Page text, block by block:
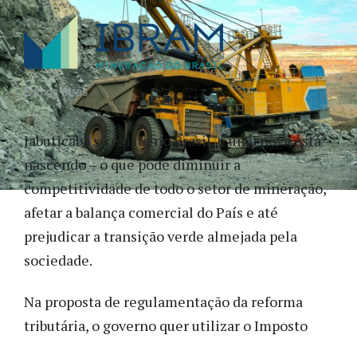
2 anos atrás
Jabuticaba só existe no Brasil, e uma nova está
nascendo – o que pode diminuir a
competitividade de todo o setor de mineração,
afetar a balança comercial do País e até
prejudicar a transição verde almejada pela
sociedade.
Na proposta de regulamentação da reforma
tributária, o governo quer utilizar o Imposto